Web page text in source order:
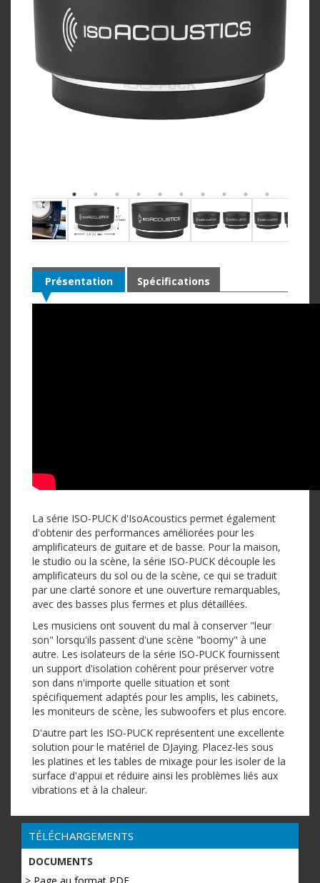
Présentation
La série ISO-PUCK d'IsoAcoustics permet également
d'obtenir des performances améliorées pour les
amplificateurs de guitare et de basse. Pour la maison,
le studio ou la scène, la série ISO-PUCK découple les
amplificateurs du sol ou de la scène, ce qui se traduit
par une clarté sonore et une ouverture remarquables,
avec des basses plus fermes et plus détaillées.
Les musiciens ont souvent du mal à conserver "leur
son" lorsqu'ils passent d'une scène "boomy" à une
autre. Les isolateurs de la série ISO-PUCK fournissent
un support d'isolation cohérent pour préserver votre
son dans n'importe quelle situation et sont
spécifiquement adaptés pour les amplis, les cabinets,
les moniteurs de scène, les subwoofers et plus encore.
D'autre part les ISO-PUCK représentent une excellente
solution pour le matériel de DJaying. Placez-les sous
les platines et les tables de mixage pour les isoler de la
surface d'appui et réduire ainsi les problèmes liés aux
vibrations et à la chaleur.
Spécifications
TÉLÉCHARGEMENTS
DOCUMENTS